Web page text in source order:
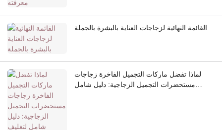
القائمة النهائية لزجاجات العناية بالبشرة بالجملة
لماذا تفضل ماركات التجميل الفاخرة زجاجات
مستحضرات التجميل الزجاجية: دليل شامل